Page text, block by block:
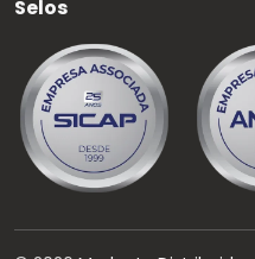
Selos